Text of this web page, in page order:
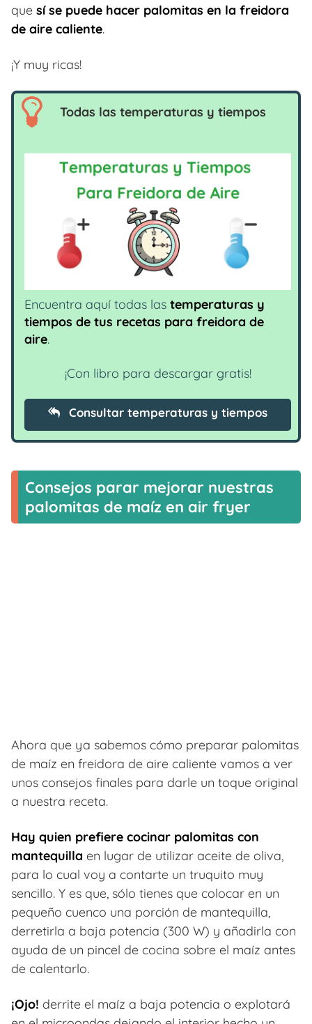
que sí se puede hacer palomitas en la freidora
de aire caliente.
¡Y muy ricas!
Todas las temperaturas y tiempos
Encuentra aquí todas las temperaturas y
tiempos de tus recetas para freidora de
aire.
¡Con libro para descargar gratis!
Consultar temperaturas y tiempos
Consejos parar mejorar nuestras
palomitas de maíz en air fryer
Ahora que ya sabemos cómo preparar palomitas
de maíz en freidora de aire caliente vamos a ver
unos consejos finales para darle un toque original
a nuestra receta.
Hay quien prefiere cocinar palomitas con
mantequilla en lugar de utilizar aceite de oliva,
para lo cual voy a contarte un truquito muy
sencillo. Y es que, sólo tienes que colocar en un
pequeño cuenco una porción de mantequilla,
derretirla a baja potencia (300 W) y añadirla con
ayuda de un pincel de cocina sobre el maíz antes
de calentarlo.
¡Ojo! derrite el maíz a baja potencia o explotará